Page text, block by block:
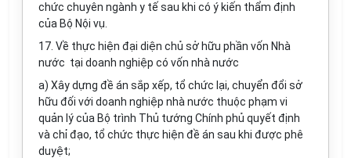
chức chuyên ngành y tế sau khi có ý kiến thẩm định
của Bộ Nội vụ.
17. Về thực hiện đại diện chủ sở hữu phần vốn Nhà
nước tại doanh nghiệp có vốn nhà nước
a) Xây dựng đề án sắp xếp, tổ chức lại, chuyển đổi sở
hữu đối với doanh nghiệp nhà nước thuộc phạm vi
quản lý của Bộ trình Thủ tướng Chính phủ quyết định
và chỉ đạo, tổ chức thực hiện đề án sau khi được phê
duyệt;